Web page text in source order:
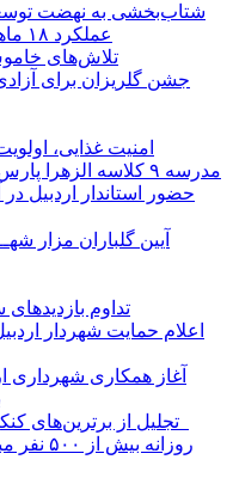
شتاب‌بخشی به نهضت
عملکرد ۱۸ ماهه امامی یگانه مورد قبول است
تلاش‌های
امنیت غذایی،
مدرسه ۹ کلاسه الزهرا پارس آباد مغان به بهره برداری رسید
تداوم